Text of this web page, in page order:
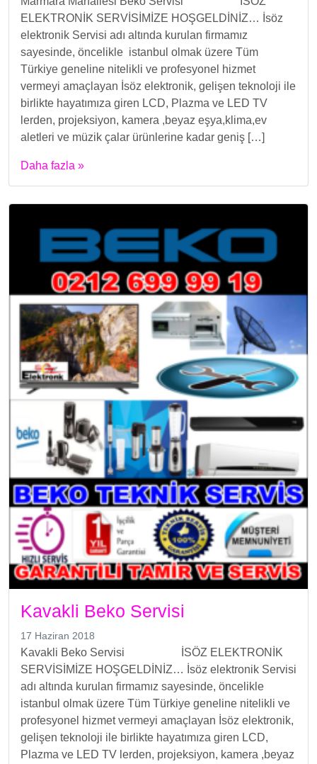
ELEKTRONİK SERVİSİMİZE HOŞGELDİNİZ… İsöz
elektronik Servisi adı altında kurulan firmamız
sayesinde, öncelikle istanbul olmak üzere Tüm
Türkiye geneline nitelikli ve profesyonel hizmet
vermeyi amaçlayan İsöz elektronik, gelişen teknoloji ile
birlikte hayatımıza giren LCD, Plazma ve LED TV
lerden, projeksiyon, kamera ,beyaz eşya,klima,ev
aletleri ve müzik çalar ürünlerine kadar geniş […]
Daha fazla »
Kavakli Beko Servisi
17 Haziran 2018
Kavakli Beko Servisi İSÖZ ELEKTRONİK
SERVİSİMİZE HOŞGELDİNİZ… İsöz elektronik Servisi
adı altında kurulan firmamız sayesinde, öncelikle
istanbul olmak üzere Tüm Türkiye geneline nitelikli ve
profesyonel hizmet vermeyi amaçlayan İsöz elektronik,
gelişen teknoloji ile birlikte hayatımıza giren LCD,
Plazma ve LED TV lerden, projeksiyon, kamera ,beyaz